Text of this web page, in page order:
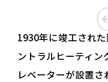
1930年に竣工され
ントラルヒーティ
レベーターが設置